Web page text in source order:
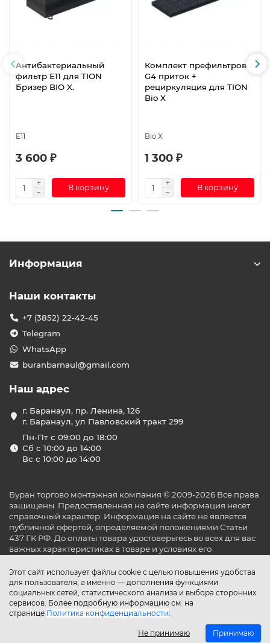
Антибактериальный
фильтр Е11 для TION
Бризер BIO X.
E11
3 600 ₽
В корзину
Комплект префильтров
G4 приток +
рециркуляция для TION
Bio X
Bio X
1 300 ₽
В корзину
Этот сайт использует файлы cookie с целью повышения удобства
для пользователя, а именно — дополнения функциями
социальных сетей, статистического анализа и выбора сторонних
сервисов. Более подробную информацию см. на
странице Политика конфиденциальности.
Не принимаю Принимаю
Информация
Наши контакты
+7 (3852) 22-42-45
Telegram
WhatsApp
buranbarnaul@gmail.com
Наш адрес
г. Баранаул, пр. Ленина, 126
г. Баранаул, ул Павловский тракт 299
Пн-Пт с 09:00 до 18:00
Сб с 10:00 до 14:00
Вс с 10:00 до 14:00
Буран торгово монтажная компания © 2009-2026 Все права
защищены. Предоставленная на сайте информация несёт
справочный характер. Информация на сайте не является
публичной офертой, определяемой положениями Статьи
437 ГК РФ. До оплаты товара удостоверьтесь во всех для вас
важных характеристиках в товаре и условиях его